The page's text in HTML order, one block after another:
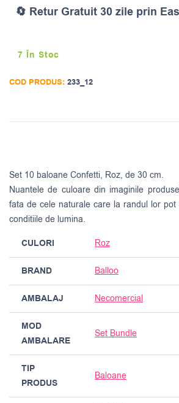
🔄 Retur Gratuit 30 zile prin
7 În Stoc
COD PRODUS: 233_12
Set 10 baloane Confetti, Roz, de 30 cm.
Nuantele de culoare din imaginile
fata de cele naturale care la randul lor
conditiile de lumina.
CULORI Roz
BRAND Balloo
AMBALAJ Necomercial
MOD
AMBALARE
Set Bundle
TIP
PRODUS
Baloane